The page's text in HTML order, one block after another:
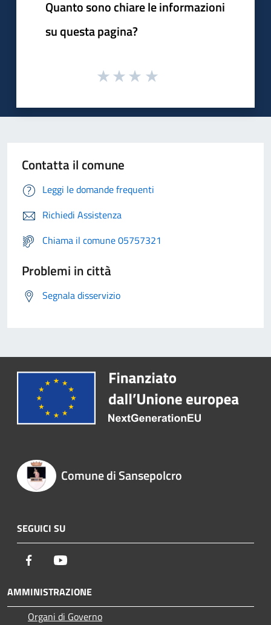
Quanto sono chiare le informazioni
su questa pagina?
Contatta il comune
Leggi le domande frequenti
Richiedi Assistenza
Chiama il comune 05757321
Problemi in città
Segnala disservizio
Comune di Sansepolcro
SEGUICI SU
Facebook
AMMINISTRAZIONE
Organi di Governo